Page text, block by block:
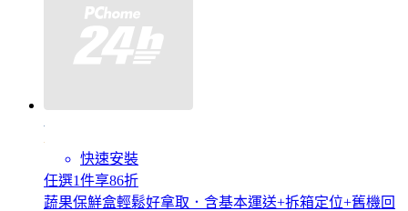
快速安裝
任選1件享86折
蔬果保鮮盒輕鬆好拿取．含基本運送+拆箱定位+舊機回